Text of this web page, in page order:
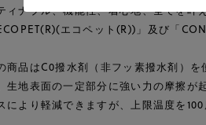
ィナブル、機能性、着心地、全てを叶
エコペット(R))」及び「
商品はC0撥水剤（非フッ素撥水剤）を
生地表面の一定部分に強い力の摩擦が
により軽減できますが、上限温度を